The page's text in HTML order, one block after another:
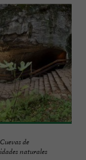
de
naturales